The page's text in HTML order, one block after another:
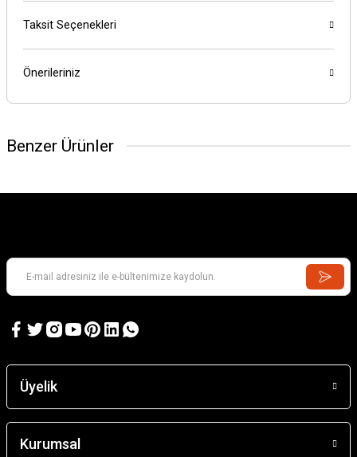
Taksit Seçenekleri
Önerileriniz
Benzer Ürünler
Üyelik
Kurumsal